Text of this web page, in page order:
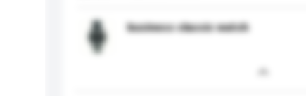
business classic watch